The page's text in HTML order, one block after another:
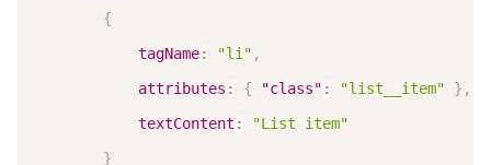
{
tagName: "li" ,
attributes : { "class" : "list__item" } ,
textContent :
"List item"
}